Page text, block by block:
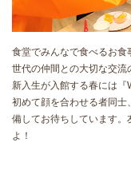
食堂でみんなで食べるお食
世代の仲間との大切な交流
新入生が入館する春には『
初めて顔を合わせる者同
備してお待ちしています
よ！